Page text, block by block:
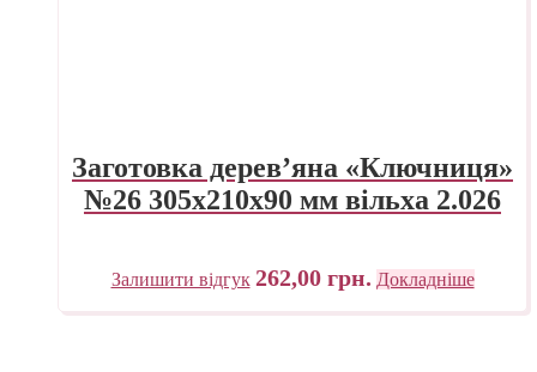
Заготовка дерев’яна «Ключниця»
№26 305х210х90 мм вільха 2.026
Залишити відгук 262,00 грн. Докладніше